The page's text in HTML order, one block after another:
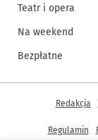
Teatr i opera
Na weekend
Bezpłatne
Inne
Redakcja
Regulamin